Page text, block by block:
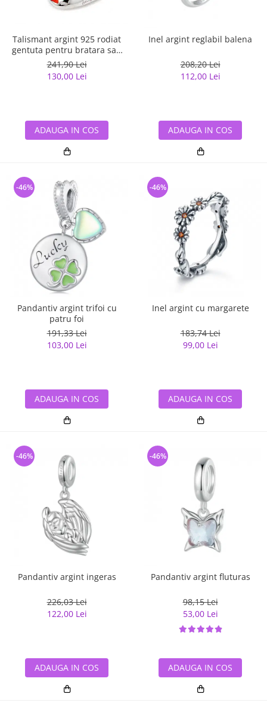
Talismant argint 925 rodiat
gentuta pentru bratara sau
lant
241,90 Lei
130,00 Lei
ADAUGA IN COS
Inel argint reglabil balena
208,20 Lei
112,00 Lei
ADAUGA IN COS
Pandantiv argint trifoi cu
patru foi
191,33 Lei
103,00 Lei
-46%
ADAUGA IN COS
Inel argint cu margarete
183,74 Lei
99,00 Lei
-46%
ADAUGA IN COS
Pandantiv argint ingeras
226,03 Lei
122,00 Lei
-46%
ADAUGA IN COS
Pandantiv argint fluturas
98,15 Lei
53,00 Lei
-46%
ADAUGA IN COS